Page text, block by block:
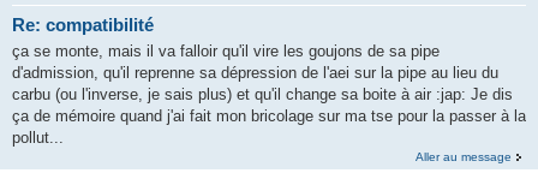
Re: compatibilité
ça se monte, mais il va falloir qu'il vire les goujons de sa pipe
d'admission, qu'il reprenne sa dépression de l'aei sur la pipe au lieu du
carbu (ou l'inverse, je sais plus) et qu'il change sa boite à air :jap: Je dis
ça de mémoire quand j'ai fait mon bricolage sur ma tse pour la passer à la
pollut...
Aller au message